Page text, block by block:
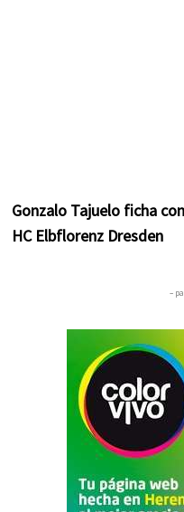
Gonzalo Tajuelo ficha
HC Elbflorenz Dresden
–